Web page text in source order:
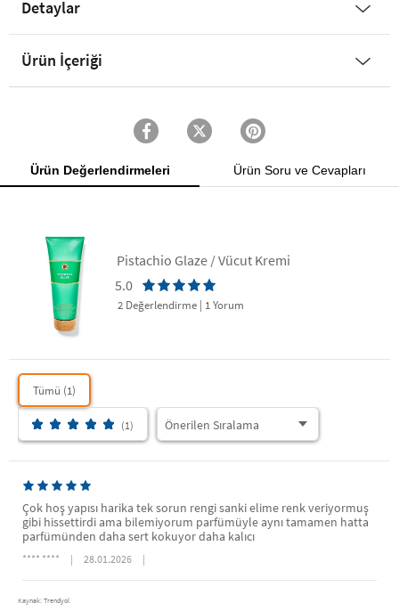
Detaylar
Ürün İçeriği
Ürün Değerlendirmeleri Ürün Soru ve Cevapları
Pistachio Glaze / Vücut Kremi
5.0
2 Değerlendirme 1 Yorum
Tümü (1)
(1)
Çok hoş yapısı harika tek sorun rengi sanki elime renk veriyormuş
gibi hissettirdi ama bilemiyorum parfümüyle aynı tamamen hatta
parfümünden daha sert kokuyor daha kalıcı
**** **** | 28.01.2026 |
Kaynak: Trendyol